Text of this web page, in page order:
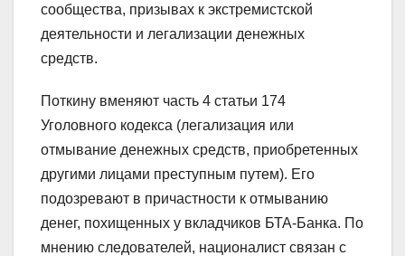
сообщества, призывах к экстремистской
деятельности и легализации денежных
средств.
Поткину вменяют часть 4 статьи 174
Уголовного кодекса (легализация или
отмывание денежных средств, приобретенных
другими лицами преступным путем). Его
подозревают в причастности к отмыванию
денег, похищенных у вкладчиков БТА-Банка. По
мнению следователей, националист связан с